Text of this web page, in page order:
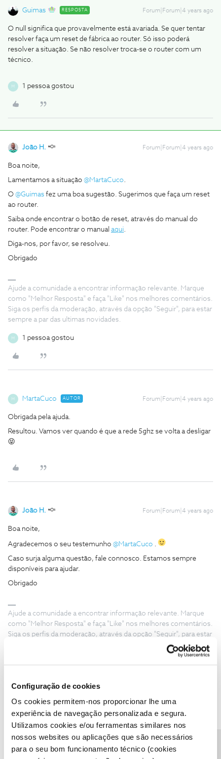
Configuração de cookies
Os cookies permitem-nos proporcionar lhe uma
experiência de navegação personalizada e segura.
Utilizamos cookies e/ou ferramentas similares nos
nossos websites ou aplicações que são necessários
para o seu bom funcionamento técnico (cookies
Guimas RESPOSTA Forum|Forum|4 years ago
O null significa que provavelmente está avariada. Se quer tentar
resolver faça um reset de fábrica ao router. Só isso poderá
resolver a situação. Se não resolver troca-se o router com um
técnico.
M 1 pessoa gostou
João H. Forum|Forum|4 years ago
Boa noite,
Lamentamos a situação @MartaCuco.
O @Guimas fez uma boa sugestão. Sugerimos que faça um reset
ao router.
Saiba onde encontrar o botão de reset, através do manual do
router. Pode encontrar o manual aqui.
Diga-nos, por favor, se resolveu.
Obrigado
Ajude a comunidade a encontrar informação relevante. Marque
como "Melhor Resposta" e faça "Like" nos melhores comentários.
Siga os perfis da moderação, através da opção "Seguir", para estar
sempre a par das ultimas novidades.
M 1 pessoa gostou
M MartaCuco AUTOR Forum|Forum|4 years ago
Obrigada pela ajuda.
Resultou. Vamos ver quando é que a rede 5ghz se volta a desligar
😝
João H. Forum|Forum|4 years ago
Boa noite,
Agradecemos o seu testemunho @MartaCuco .
Caso surja alguma questão, fale connosco. Estamos sempre
disponíveis para ajudar.
Obrigado
Ajude a comunidade a encontrar informação relevante. Marque
como "Melhor Resposta" e faça "Like" nos melhores comentários.
Siga os perfis da moderação, através da opção "Seguir", para estar
Jleite Forum|Forum|1 year ago
Boa tarde tenho o ruter o WIFi 6 já algum tempo é só agora é que
reparei que a rede 5 GHz nos andróides não vai além das 100 200
megas já nos iPhones anda 600 800 isso é normal,ou o ruter tem
algum problema.